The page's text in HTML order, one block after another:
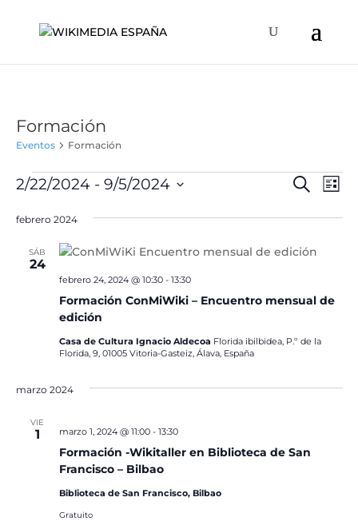
Formación
Eventos Formación
Eventos
y
Buscar
de
Lista
2/22/2024 - 9/5/2024
la
febrero 2024
SÁB
24
Formación ConMiWiki – Encuentro mensual de
edición
febrero 24, 2024 @ 10:30- 13:30
Casa de Cultura Ignacio Aldecoa Florida ibilbidea, P.º de la
Florida, 9, 01005 Vitoria-Gasteiz, Álava, España
marzo 2024
VIE
1
Formación -Wikitaller en Biblioteca de San
Francisco – Bilbao
marzo 1, 2024 @ 11:00- 13:30
Biblioteca de San Francisco, Bilbao
Gratuito